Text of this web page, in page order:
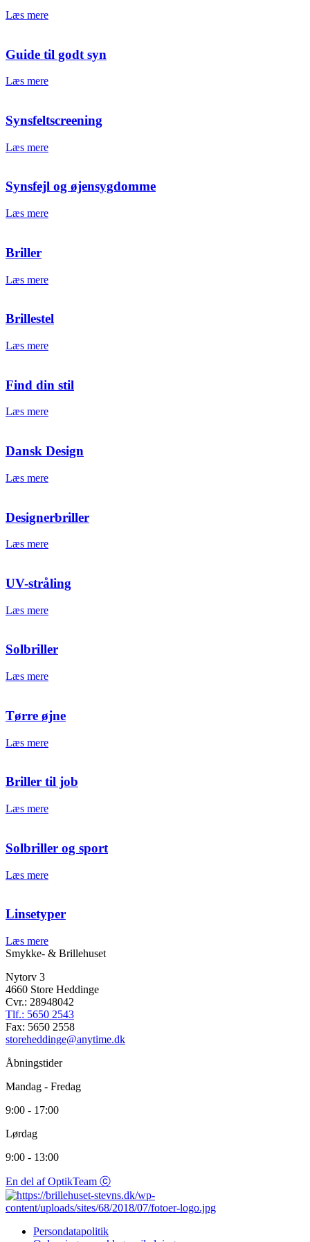
Læs mere
Guide til godt syn
Læs mere
Synsfeltscreening
Læs mere
Synsfejl og øjensygdomme
Læs mere
Briller
Læs mere
Brillestel
Læs mere
Find din stil
Læs mere
Dansk Design
Læs mere
Designerbriller
Læs mere
UV-stråling
Læs mere
Solbriller
Læs mere
Tørre øjne
Læs mere
Briller til job
Læs mere
Solbriller og sport
Læs mere
Linsetyper
Læs mere
Smykke- & Brillehuset
Nytorv 3
4660 Store Heddinge
Cvr.: 28948042
Tlf.: 5650 2543
Fax: 5650 2558
storeheddinge@anytime.dk
Åbningstider
Mandag - Fredag
9:00 - 17:00
Lørdag
9:00 - 13:00
En del af OptikTeam ⓒ
Persondatapolitik